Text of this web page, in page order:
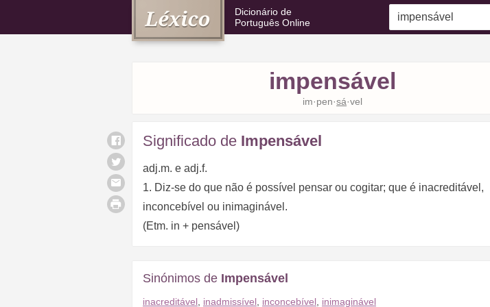
Dicionário de
Português Online
impensável
im·pen·sá·vel
Significado de Impensável
adj.m. e adj.f.
1. Diz-se do que não é possível pensar ou cogitar; que é inacreditável,
inconcebível ou inimaginável.
(Etm. in + pensável)
Sinónimos de Impensável
inacreditável inadmissível inconcebível inimaginável